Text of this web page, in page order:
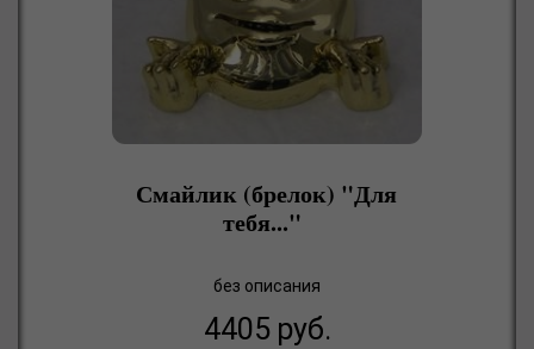
Смайлик (брелок) "Для
тебя..."
без описания
4405 руб.